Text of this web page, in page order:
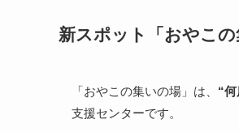
新スポット「おやこ
「おやこの集いの場」は、 “
支援センターです。